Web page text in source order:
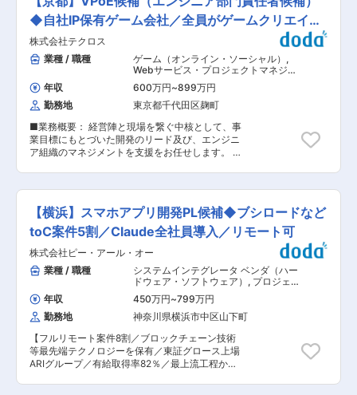
職場です。 変更の範囲：会社の定める業務
中心に、製造・飲食・医療・公共など様々な業
界・企業と取引。親会社を持たない独立系の強み
を活かし、サービス・顧客を限定することなく幅
広い開発に携わっています。 【会社設立から変わ
らない経営目標】 ◇コンピューター技術のスペシ
ャリスト集団を目指す 後輩の技術指導や勉強会を
自主的に開催するなど、社員は常に技術力の向上
に努めています。他にも会社として資格取得奨励
制度を設け、社員のスキルアップを全面的にサポ
ートしています。 ◇社会から好意的に評価される
企業を目指す 案件のリピート率は9割と、お客様
から厚い信頼をいただいています。これから
できる企業”として成長し続けます。 変更の範
囲：会社の定める業務全般
善（開発効率化、サービス品質向上、サービス安
定化） 変更の範囲：会社の定める業務
◆自社IP保有ゲーム会社／全員がゲームクリエイタ
ー
株式会社テクロス
業種 / 職種
ゲーム（オンライン・ソーシャル） ,
Webサービス・プロジェクトマネジャ
ー スマホアプリ・ネイティブアプリ系
エンジニア
年収 600万円~899万円
勤務地
東京都千代田区麹町
■業務概要： 経営陣と現場を繋ぐ中核として、事
業目標にもとづいた開発のリード及び、エンジニ
ア組織のマネジメントを支援をお任せします。 ・
付随する他部署／上層部／外注会社とのコミュニ
ケーション ・エンジニアメンバーのピープルマネ
ジメントに関わる業務（1on1、目標設定・評価、
キャリアプラン、チームビルディング等） ・エン
ジニア組織の育成／評価制度の設計（管理部門と
連携）など ■開発環境： ・開発言語：PHP／
C++／C#／JavaScript ・フレームワーク：
Laravel／Unity／Cocos2d ■ポジションミッショ
ン： VPoEのミッションは、プロダクトの成長を
支えるためにエンジニアリング組織を強化し、持
続的な開発体制を構築することです。エンジニア
チーム約20名をリードし、技術力の向上と組織の
生産性最大化を目指します。短期的なプロダクト
の品質向上に加えて、長期的な組織の成長を見据
え、エンジニアリング組織全体の課題解決と成長
戦略の立案・実行を行い、プロダクトの品質・ス
【横浜】スマホアプリ開発PL候補◆ブシロードなど
toC案件5割／Claude全社員導入／リモート可
株式会社ピー・アール・オー
業種 / 職種
システムインテグレータ ベンダ（ハー
ドウェア・ソフトウェア） , プロジェク
トマネジャー（Web・オープン系・パ
ッケージ開発） スマホアプリ・ネイテ
ィブアプリ系エンジニア
年収 450万円~799万円
勤務地
神奈川県横浜市中区山下町
【フルリモート案件8割／ブロックチェーン技術
等最先端テクノロジーを保有／東証グロース上場
ARIグループ／有給取得率82％／最上流工程から